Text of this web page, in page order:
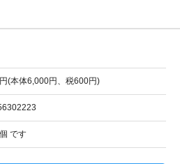
(本体6,000円、税600円)
です